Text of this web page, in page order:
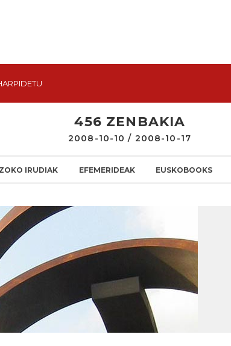
456 ZENBAKIA
2008-10-10 / 2008-10-17
IRUDIAK EFEMERIDEAK EUSKOBOOKS